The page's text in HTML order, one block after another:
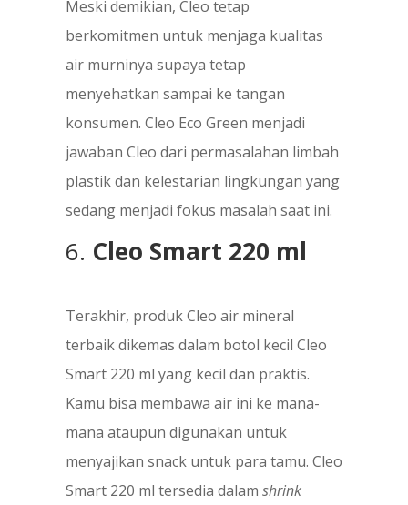
Meski demikian, Cleo tetap
berkomitmen untuk menjaga kualitas
air murninya supaya tetap
menyehatkan sampai ke tangan
konsumen. Cleo Eco Green menjadi
jawaban Cleo dari permasalahan limbah
plastik dan kelestarian lingkungan yang
sedang menjadi fokus masalah saat ini.
6. Cleo Smart 220 ml
Terakhir, produk Cleo air mineral
terbaik dikemas dalam botol kecil Cleo
Smart 220 ml yang kecil dan praktis.
Kamu bisa membawa air ini ke mana-
mana ataupun digunakan untuk
menyajikan snack untuk para tamu. Cleo
Smart 220 ml tersedia dalam shrink